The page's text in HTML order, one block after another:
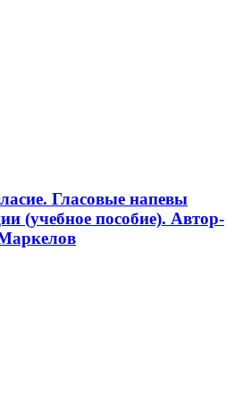
Гласовые напевы
(учебное пособие). Автор-